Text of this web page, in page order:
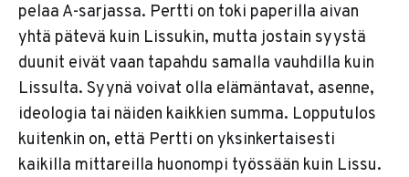
pelaa A-sarjassa. Pertti on toki paperilla aivan
yhtä pätevä kuin Lissukin, mutta jostain syystä
duunit eivät vaan tapahdu samalla vauhdilla kuin
Lissulta. Syynä voivat olla elämäntavat, asenne,
ideologia tai näiden kaikkien summa. Lopputulos
kuitenkin on, että Pertti on yksinkertaisesti
kaikilla mittareilla huonompi työssään kuin Lissu.